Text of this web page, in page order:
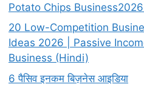
Potato Chips Business2026 |
20 Low-Competition
Ideas 2026 | Passive
Business (Hindi)
6 पैसिव इनकम बिज़नेस आइडिया